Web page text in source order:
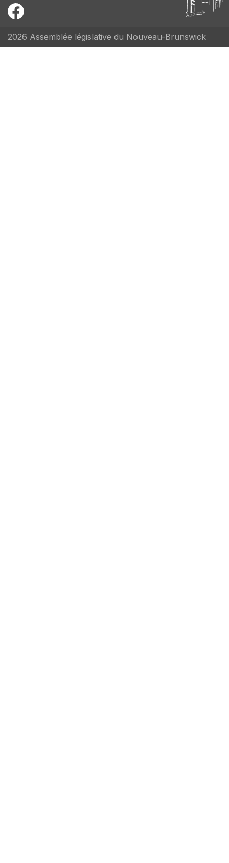
2026 Assemblée législative du Nouveau-Brunswick